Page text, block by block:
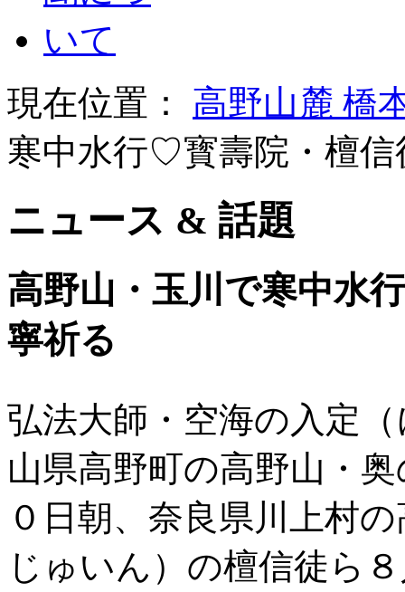
現在位置： 高野山麓 橋
寒中水行♡寳壽院・檀信
ニュース & 話題
高野山・玉川で寒中水
寧祈る
弘法大師・空海の入定
山県高野町の高野山・
０日朝、奈良県川上村
じゅいん）の檀信徒ら